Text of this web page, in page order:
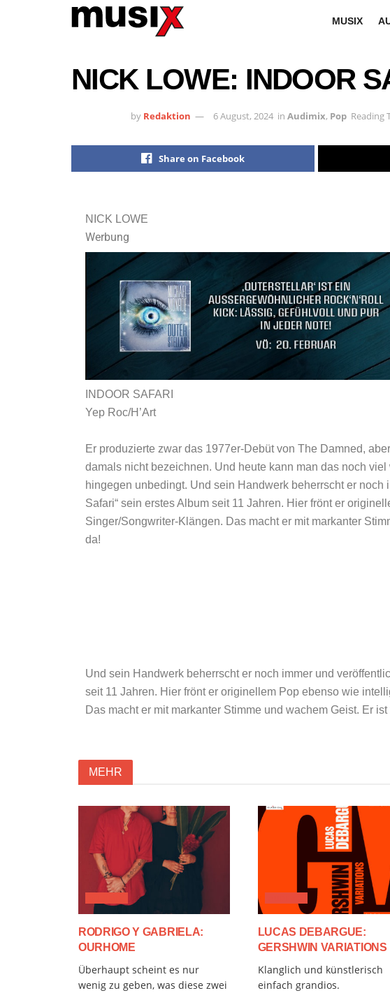
MUSIX
NICK LOWE: INDOOR
by Redaktion 6 August, 2024 in Audimix, Pop Reading
Share on Facebook
NICK LOWE
Werbung
INDOOR SAFARI
Yep Roc/H’Art
Er produzierte zwar das 1977er-Debüt von The Damned,
damals nicht bezeichnen. Und heute kann man das noch
hingegen unbedingt. Und sein Handwerk beherrscht er noch
Safari“ sein erstes Album seit 11 Jahren. Hier frönt er
Singer/Songwriter-Klängen. Das macht er mit markanter
da!
Und sein Handwerk beherrscht er noch immer und
seit 11 Jahren. Hier frönt er originellem Pop ebenso wie
Das macht er mit markanter Stimme und wachem Geist. Er
MEHR
RODRIGO Y GABRIELA:
OURHOME
Überhaupt scheint es nur
wenig zu geben, was diese zwei
LUCAS DEBARGUE:
GERSHWIN VARIATIONS
Klanglich und künstlerisch
einfach grandios.